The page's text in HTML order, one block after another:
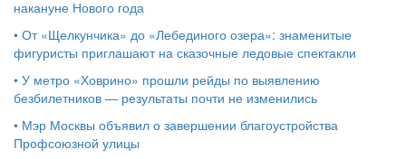
накануне Нового года
• От «Щелкунчика» до «Лебединого озера»: знаменитые
фигуристы приглашают на сказочные ледовые спектакли
• У метро «Ховрино» прошли рейды по выявлению
безбилетников — результаты почти не изменились
• Мэр Москвы объявил о завершении благоустройства
Профсоюзной улицы